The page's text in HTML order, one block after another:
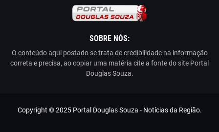
SOBRE NÓS:
O conteúdo aqui postado se trata de credibilidade na informação
correta e precisa, ao copiar uma matéria cite a fonte do site Portal
Douglas Souza.
Copyright © 2025 Portal Douglas Souza - Notícias da Região.